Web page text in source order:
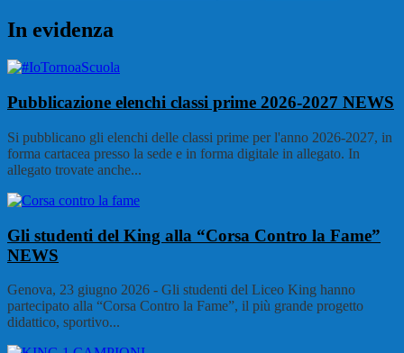
In evidenza
Pubblicazione elenchi classi prime 2026-2027 NEWS
Si pubblicano gli elenchi delle classi prime per l'anno 2026-2027, in
forma cartacea presso la sede e in forma digitale in allegato. In
allegato trovate anche...
Gli studenti del King alla “Corsa Contro la Fame”
NEWS
Genova, 23 giugno 2026 - Gli studenti del Liceo King hanno
partecipato alla “Corsa Contro la Fame”, il più grande progetto
didattico, sportivo...